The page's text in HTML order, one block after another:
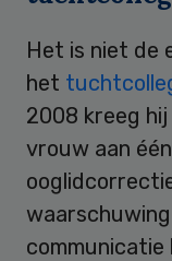
Het is niet de
het
2008 kreeg
vrouw aan
communicatie